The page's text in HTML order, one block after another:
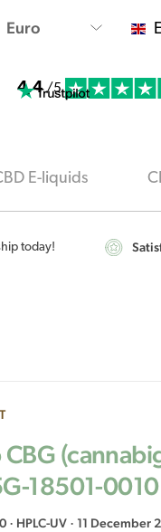
4.4 /5
E-liquids
today!
18501-0010
· HPLC-UV · 11 December